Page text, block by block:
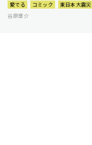
愛でる コミック
東日本大震災
谷原章介